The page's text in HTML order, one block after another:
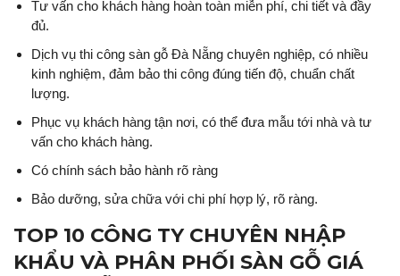
Tư vấn cho khách hàng hoàn toàn miễn phí, chi tiết và đầy
đủ.
Dịch vụ thi công sàn gỗ Đà Nẵng chuyên nghiệp, có nhiều
kinh nghiệm, đảm bảo thi công đúng tiến độ, chuẩn chất
lượng.
Phục vụ khách hàng tận nơi, có thể đưa mẫu tới nhà và tư
vấn cho khách hàng.
Có chính sách bảo hành rõ ràng
Bảo dưỡng, sửa chữa với chi phí hợp lý, rõ ràng.
TOP 10 CÔNG TY CHUYÊN NHẬP
KHẨU VÀ PHÂN PHỐI SÀN GỖ GIÁ